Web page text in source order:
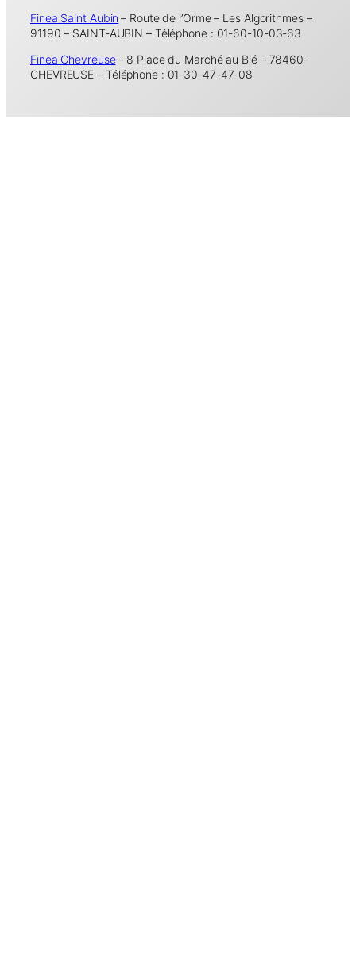
Finea Saint Aubin – Route de l’Orme – Les Algorithmes –
91190 – SAINT-AUBIN – Téléphone : 01-60-10-03-63
Finea Chevreuse– 8 Place du Marché au Blé – 78460-
CHEVREUSE – Téléphone : 01-30-47-47-08